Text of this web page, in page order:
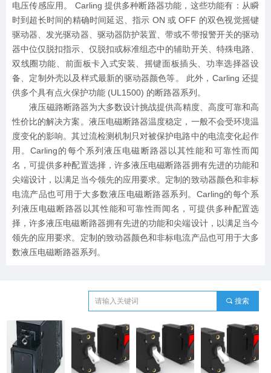
끠 搜索
电压传感应用。 Carling 提供多种断路器功能，这些功能有：从瞬
时到超长时间的精确时间延迟、指示 ON 或 OFF 的双色视觉摇键
驱动器、发光驱动器、驱动器防护装置、带或不带报警开关的驱动
器中位仅脱扣指示、仅脱扣或标准组态中的辅助开关、特殊电路、
双线圈功能、前面板卡入式安装、摇键面板插头、功率选择器设
备、定制外壳以及样式最新的驱动器颜色等。 此外，Carling 还提
供多个具有点火保护功能 (UL1500) 的断路器系列。
液压磁路断路器为大多数设计挑战提供高精度、高度可靠和高
性价比的解决方案。液压电磁断路器温度稳定，一般不会受环境温
度变化的影响。其过流检测机制只对被保护电路中的电流变化起作
用。Carling的每个系列液压电磁断路器以其性能和可靠性而闻
名，可提供多种配置选择，许多液压电磁断路器拥有先进的功能和
尖端设计，以满足当今领先的应用要求。定制的致动器颜色和非标
电流产品也可用于大多数液压电磁断路器系列。Carling的每个系
列液压电磁断路器以其性能和可靠性而闻名，可提供多种配置选
择，许多液压电磁断路器拥有先进的功能和尖端设计，以满足当今
领先的应用要求。定制的致动器颜色和非标电流产品也可用于大多
数液压电磁断路器系列。